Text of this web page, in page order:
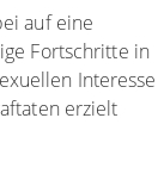
auf eine
Fortschritte in
Interesse
erzielt